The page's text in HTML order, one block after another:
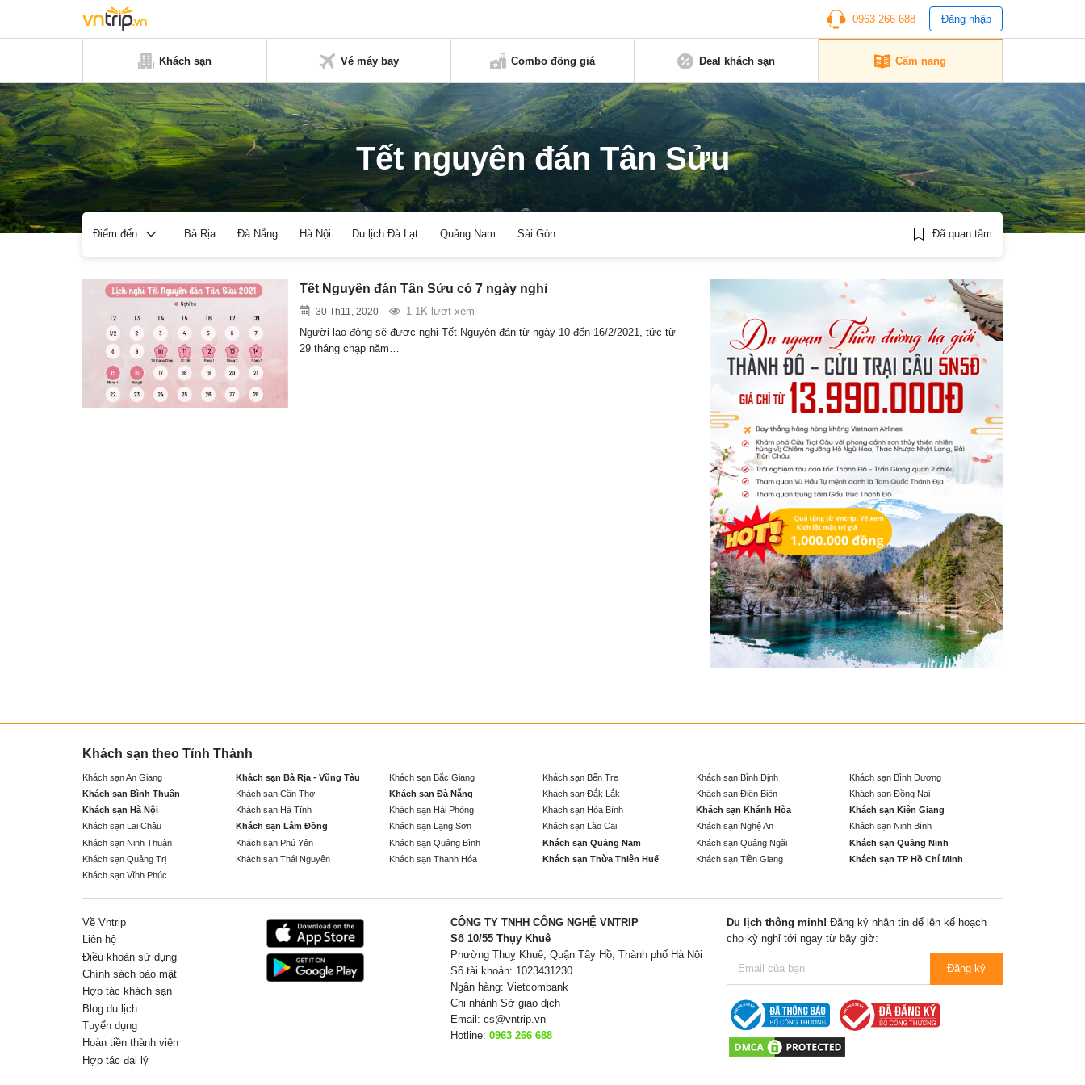
0963 266 688 Đăng nhập
Khách sạn Vé máy bay Combo đồng giá Deal khách sạn Cẩm nang
Tết nguyên đán Tân Sửu
Điểm đến Bà Rịa Đà Nẵng Hà Nội Du lịch Đà Lạt Quảng Nam Sài Gòn Đã quan tâm
Tết Nguyên đán Tân Sửu có 7 ngày nghỉ
30 Th11, 2020
1.1K lượt xem
Người lao động sẽ được nghỉ Tết Nguyên đán từ ngày 10 đến 16/2/2021, tức từ
29 tháng chạp năm…
Khách sạn theo Tỉnh Thành
Khách sạn An Giang Khách sạn Bà Rịa - Vũng Tàu Khách sạn Bắc Giang Khách sạn Bến Tre Khách sạn Bình Định
Khách sạn Bình Dương
Khách sạn Bình Thuận
Khách sạn Cần Thơ Khách sạn Đà Nẵng Khách sạn Đắk Lắk Khách sạn Điện Biên
Khách sạn Đồng Nai
Khách sạn Hà Nội
Khách sạn Hà Tĩnh Khách sạn Hải Phòng Khách sạn Hòa Bình Khách sạn Khánh Hòa
Khách sạn Kiên Giang
Khách sạn Lai Châu
Khách sạn Lâm Đồng Khách sạn Lạng Sơn Khách sạn Lào Cai Khách sạn Nghệ An
Khách sạn Ninh Bình
Khách sạn Ninh Thuận
Khách sạn Phú Yên Khách sạn Quảng Bình Khách sạn Quảng Nam Khách sạn Quảng Ngãi
Khách sạn Quảng Ninh
Khách sạn Quảng Trị
Khách sạn Thái Nguyên Khách sạn Thanh Hóa Khách sạn Thừa Thiên Huế Khách sạn Tiền Giang
Khách sạn TP Hồ Chí Minh
Khách sạn Vĩnh Phúc
Về Vntrip
Liên hệ
Điều khoản sử dụng
Chính sách bảo mật
Hợp tác khách sạn
Blog du lịch
Tuyển dụng
Hoàn tiền thành viên
Hợp tác đại lý
CÔNG TY TNHH CÔNG NGHỆ VNTRIP
Số 10/55 Thụy Khuê
Phường Thuỵ Khuê, Quận Tây Hồ, Thành phố Hà Nội
Số tài khoản: 1023431230
Ngân hàng: Vietcombank
Chi nhánh Sở giao dịch
Email: cs@vntrip.vn
Hotline: 0963 266 688
Du lịch thông minh! Đăng ký nhận tin để lên kế hoạch
cho kỳ nghỉ tới ngay từ bây giờ:
Đăng ký